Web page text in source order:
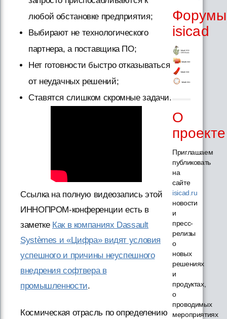
любой обстановке предприятия;
Выбирают не технологического
партнера, а поставщика ПО;
Нет готовности быстро отказываться
от неудачных решений;
Ставятся слишком скромные задачи.
Ссылка на полную видеозапись этой
ИННОПРОМ-конференции есть в
заметке Как в компаниях Dassault
Systèmes и «Цифра» видят условия
успешного и причины неуспешного
внедрения софтвера в
промышленности.
Космическая отрасль по определению
Форумы
isicad
О
проекте
Приглашаем
публиковать
на
сайте
isicad.ru
новости
и
пресс-
релизы
о
новых
решениях
и
продуктах,
о
проводимых
мероприятиях